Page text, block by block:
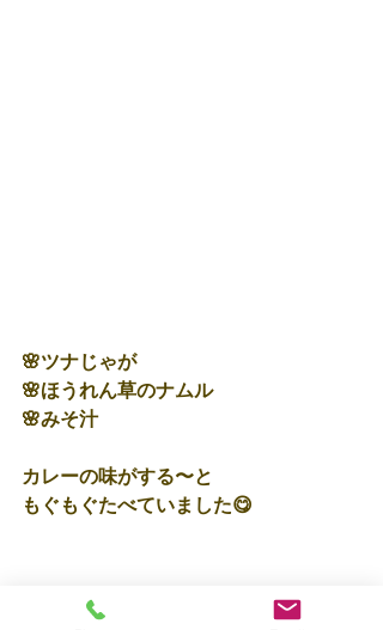
🌸ツナじゃが
🌸ほうれん草のナムル
🌸みそ汁
カレーの味がする〜と
もぐもぐたべていました😋
明日もいっぱいあそぼうね✨